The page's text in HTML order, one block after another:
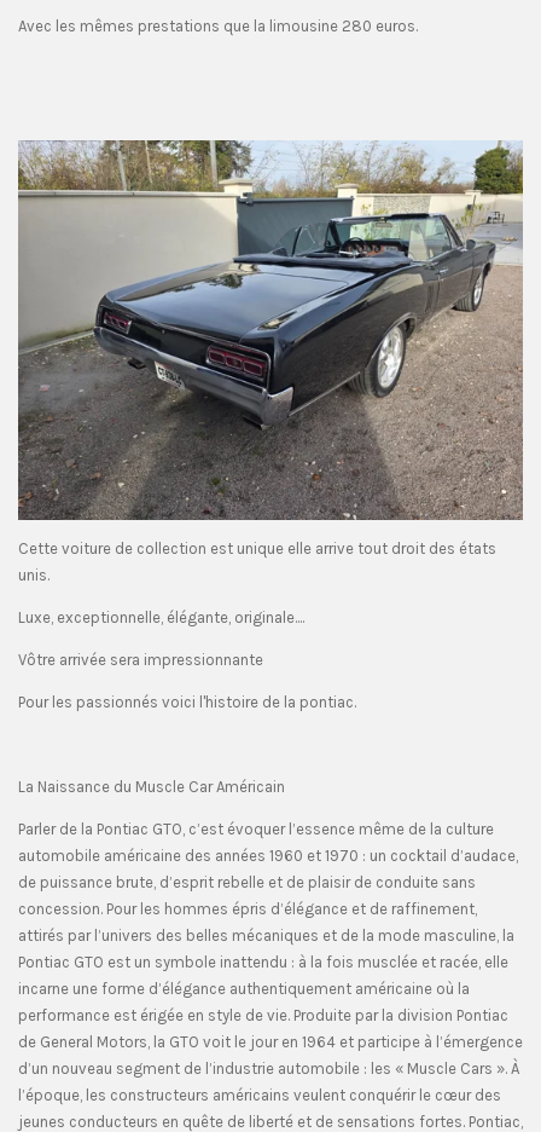
Avec les mêmes prestations que la limousine 280 euros.
Cette voiture de collection est unique elle arrive tout droit des états
unis.
Luxe, exceptionnelle, élégante, originale....
Vôtre arrivée sera impressionnante
Pour les passionnés voici l'histoire de la pontiac.
La Naissance du Muscle Car Américain
Parler de la Pontiac GTO, c’est évoquer l’essence même de la culture
automobile américaine des années 1960 et 1970 : un cocktail d’audace,
de puissance brute, d’esprit rebelle et de plaisir de conduite sans
concession. Pour les hommes épris d’élégance et de raffinement,
attirés par l’univers des belles mécaniques et de la mode masculine, la
Pontiac GTO est un symbole inattendu : à la fois musclée et racée, elle
incarne une forme d’élégance authentiquement américaine où la
performance est érigée en style de vie. Produite par la division Pontiac
de General Motors, la GTO voit le jour en 1964 et participe à l’émergence
d’un nouveau segment de l’industrie automobile : les « Muscle Cars ». À
l’époque, les constructeurs américains veulent conquérir le cœur des
jeunes conducteurs en quête de liberté et de sensations fortes. Pontiac,